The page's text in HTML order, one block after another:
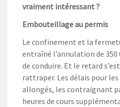
vraiment intéressant ?
Embouteillage au permis
Le confinement et la
entraîné l’annulation de 350
de conduire. Et le retard
rattraper. Les délais pour
allongés, les contraignant
heures de cours